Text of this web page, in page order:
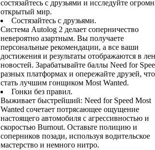
состязайтесь с друзьями и исследуйте
открытый мир.
Состязайтесь с друзьями.
Система Autolog 2 делает соперничество
невероятно азартным. Вы получаете
персональные рекомендации, а все ваши
достижения и результаты отображаются в
новостей. Зарабатывайте баллы Need for
разных платформах и опережайте друзей,
стать лучшим гонщиком Most Wanted.
Гонки без правил.
Выживает быстрейший: Need for Speed Most
Wanted сочетает потрясающее ощущение
настоящего автомобиля с агрессивностью и
скоростью Burnout. Оставьте полицию и
соперников позади, используя водительское
мастерство и немного нитро.